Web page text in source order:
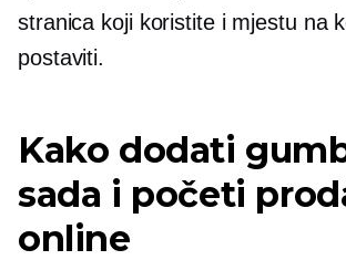
stranica koji koristite i mjestu na
postaviti.
Kako dodati
sada i početi
online